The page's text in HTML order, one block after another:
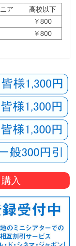
ア
高校以下
￥800
￥800
入